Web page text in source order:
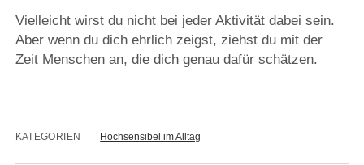
Vielleicht wirst du nicht bei jeder Aktivität dabei sein.
Aber wenn du dich ehrlich zeigst, ziehst du mit der
Zeit Menschen an, die dich genau dafür schätzen.
KATEGORIEN Hochsensibel im Alltag